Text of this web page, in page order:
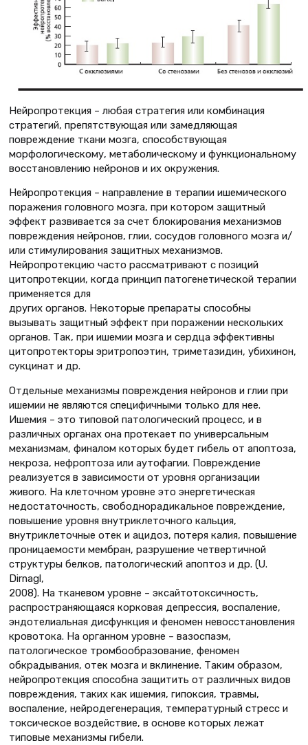
Нейропротекция – любая стратегия или комбинация
стратегий, препятствующая или замедляющая
повреждение ткани мозга, способствующая
морфологическому, метаболическому и функциональному
восстановлению нейронов и их окружения.
Нейропротекция – направление в терапии ишемического
поражения головного мозга, при котором защитный
эффект развивается за счет блокирования механизмов
повреждения нейронов, глии, сосудов головного мозга и/
или стимулирования защитных механизмов.
Нейропротекцию часто рассматривают с позиций
цитопротекции, когда принцип патогенетической терапии
применяется для
других органов. Некоторые препараты способны
вызывать защитный эффект при поражении нескольких
органов. Так, при ишемии мозга и сердца эффективны
цитопротекторы эритропоэтин, триметазидин, убихинон,
сукцинат и др.
Отдельные механизмы повреждения нейронов и глии при
ишемии не являются специфичными только для нее.
Ишемия – это типовой патологический процесс, и в
различных органах она протекает по универсальным
механизмам, финалом которых будет гибель от апоптоза,
некроза, нефроптоза или аутофагии. Повреждение
реализуется в зависимости от уровня организации
живого. На клеточном уровне это энергетическая
недостаточность, свободнорадикальное повреждение,
повышение уровня внутриклеточного кальция,
внутриклеточные отек и ацидоз, потеря калия, повышение
проницаемости мембран, разрушение четвертичной
структуры белков, патологический апоптоз и др. (U.
Dirnagl,
2008). На тканевом уровне – эксайтотоксичность,
распространяющаяся корковая депрессия, воспаление,
эндотелиальная дисфункция и феномен невосстановления
кровотока. На органном уровне – вазоспазм,
патологическое тромбообразование, феномен
обкрадывания, отек мозга и вклинение. Таким образом,
нейропротекция способна защитить от различных видов
повреждения, таких как ишемия, гипоксия, травмы,
воспаление, нейродегенерация, температурный стресс и
токсическое воздействие, в основе которых лежат
типовые механизмы гибели.